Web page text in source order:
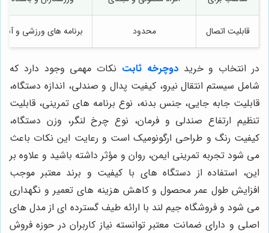
قابلیت اتصال محدود برنامه های ورزشی و
در انتخاب و خریددوچرخه ثابت نکات مهمی وجود دارد که
شامل سیستم انتقال نیرو، کیفیت پدال و صندلی، اندازه دستگاه،
قابلیت جابه جایی، جنس بدنه، نوع برنامه های تمرینی، قابلیت
تنظیم ارتفاع صندلی و فرمان، نوع چرخ لنگر، وزن دستگاه،
کیفیت رنگ و طراحی ارگونومیک است و رعایت این نکات باعث
می شود تجربه تمرینی ایمن، روان و مؤثر داشته باشید و علاوه بر
این، استفاده از دستگاه های با کیفیت و برند معتبر موجب
افزایش طول عمر محصول و کاهش هزینه های تعمیر و نگهداری
می شود و فروشگاه جیم لند با ارائه طیف گسترده ای از مدل های
اصلی و دارای ضمانت معتبر توانسته نیاز کاربران در حوزه فروش